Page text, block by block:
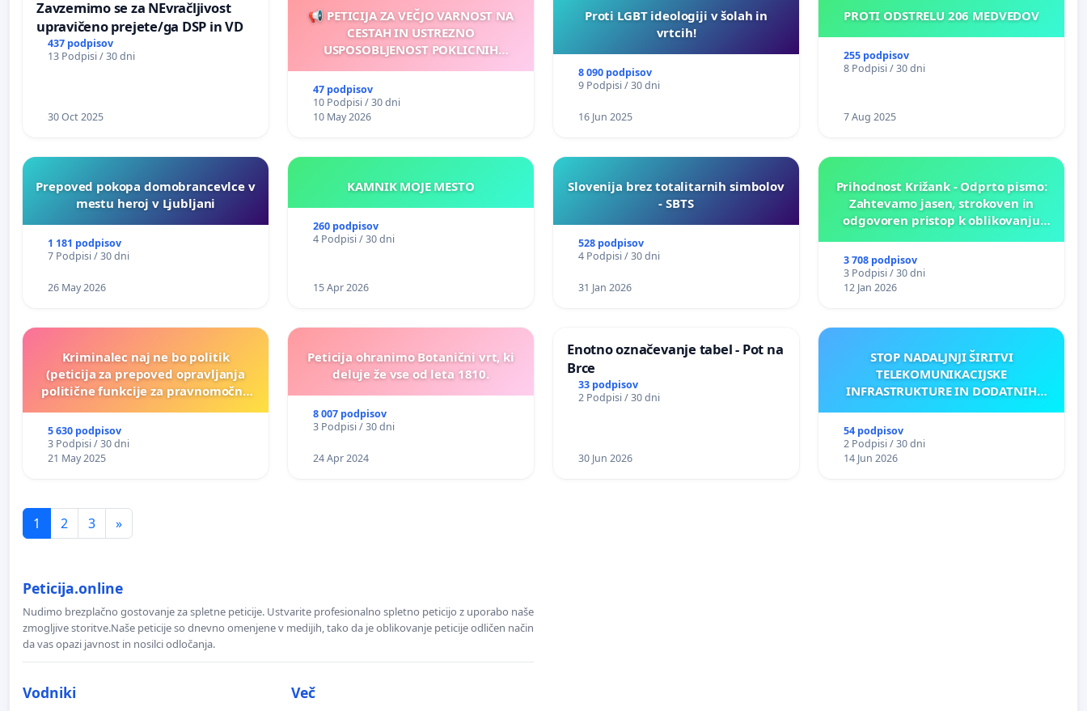
Zavzemimo se za NEvračljivost
upravičeno prejete/ga DSP in VD
437 podpisov
13 Podpisi / 30 dni
30 Oct 2025
📢 PETICIJA ZA VEČJO VARNOST NA
CESTAH IN USTREZNO
USPOSOBLJENOST POKLICNIH
47 podpisov
10 Podpisi / 30 dni
10 May 2026
Proti LGBT ideologiji v šolah in
vrtcih!
8 090 podpisov
9 Podpisi / 30 dni
16 Jun 2025
PROTI ODSTRELU 206 MEDVEDOV
255 podpisov
8 Podpisi / 30 dni
7 Aug 2025
Prepoved pokopa domobrancevlce v
mestu heroj v Ljubljani
1 181 podpisov
7 Podpisi / 30 dni
26 May 2026
KAMNIK MOJE MESTO
260 podpisov
4 Podpisi / 30 dni
15 Apr 2026
Slovenija brez totalitarnih simbolov
- SBTS
528 podpisov
4 Podpisi / 30 dni
31 Jan 2026
Prihodnost Križank - Odprto pismo:
Zahtevamo jasen, strokoven in
odgovoren pristop k oblikovanju
3 708 podpisov
3 Podpisi / 30 dni
12 Jan 2026
Kriminalec naj ne bo politik
(peticija za prepoved opravljanja
politične funkcije za pravnomočno
5 630 podpisov
3 Podpisi / 30 dni
21 May 2025
Peticija ohranimo Botanični vrt, ki
deluje že vse od leta 1810.
8 007 podpisov
3 Podpisi / 30 dni
24 Apr 2024
Enotno označevanje tabel - Pot na
Brce
33 podpisov
2 Podpisi / 30 dni
30 Jun 2026
STOP NADALJNJI ŠIRITVI
TELEKOMUNIKACIJSKE
INFRASTRUKTURE IN DODATNIH
54 podpisov
2 Podpisi / 30 dni
14 Jun 2026
1 2 3 »
Peticija.online
Nudimo brezplačno gostovanje za spletne peticije. Ustvarite profesionalno spletno peticijo z uporabo naše
zmogljive storitve.Naše peticije so dnevno omenjene v medijih, tako da je oblikovanje peticije odličen način
da vas opazi javnost in nosilci odločanja.
Vodniki Več